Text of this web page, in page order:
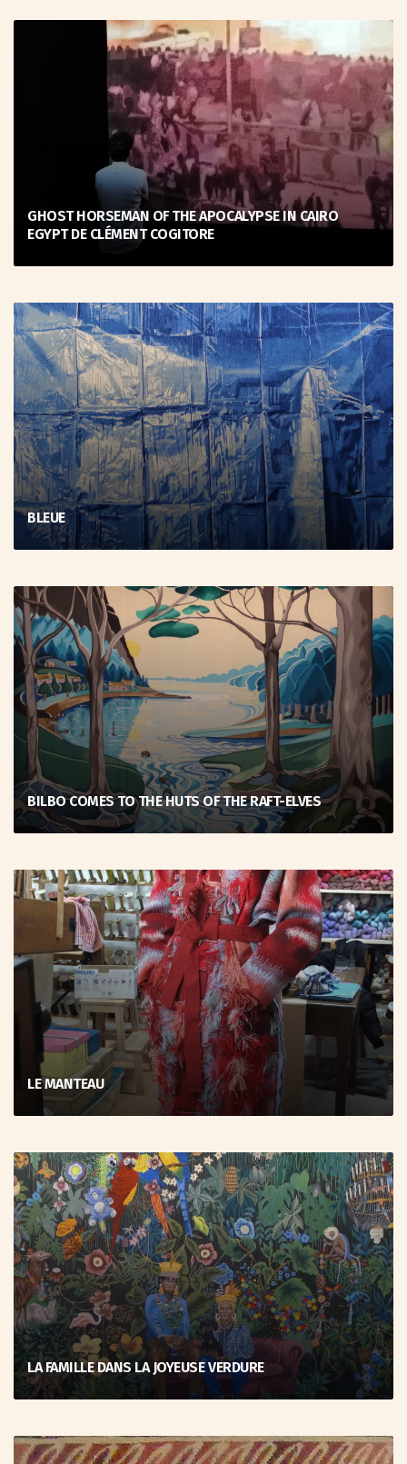
GHOST HORSEMAN OF THE APOCALYPSE IN CAIRO
EGYPT DE CLÉMENT COGITORE
BLEUE
BILBO COMES TO THE HUTS OF THE RAFT-ELVES
LE MANTEAU
LA FAMILLE DANS LA JOYEUSE VERDURE